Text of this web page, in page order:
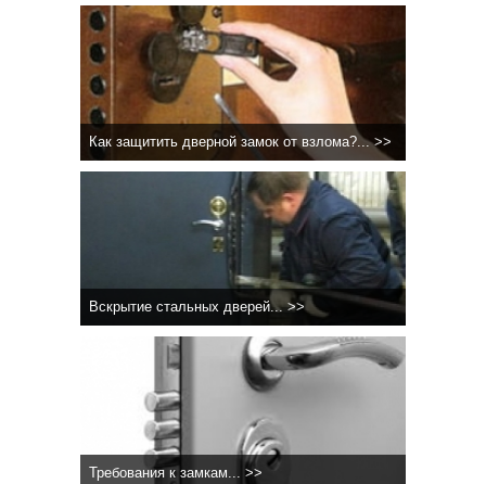
Как защитить дверной замок от взлома?... >>
Вскрытие стальных дверей... >>
Требования к замкам... >>